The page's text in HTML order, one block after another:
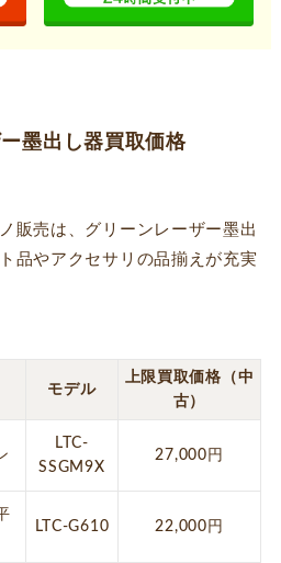
墨出し器買取価格
販売は、グリーンレーザー墨出
品やアクセサリの品揃えが充実
モデル
上限買取価格（中
古）
LTC-
SSGM9X
27,000円
LTC-G610 22,000円